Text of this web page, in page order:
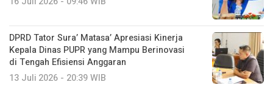
DPRD Tator Sura’ Matasa’ Apresiasi Kinerja
Kepala Dinas PUPR yang Mampu Berinovasi
di Tengah Efisiensi Anggaran
13 Juli 2026 - 20:39 WIB